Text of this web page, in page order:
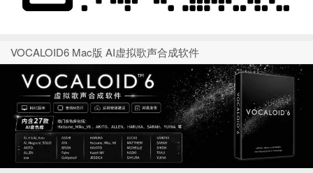
VOCALOID6 Mac版 AI虚拟歌声合成软件